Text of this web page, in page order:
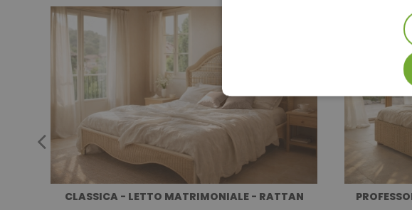
CLASSICA - LETTO MATRIMONIALE - RATTAN